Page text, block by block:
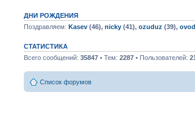
18 июл 2025, 09:33
Привет Леха! Да теперь наверное в
17 июл 2025, 22:40
ДНИ РОЖДЕНИЯ
Поздравляем: Kasev (46), nicky (41), ozuduz (39),
СТАТИСТИКА
Всего сообщений: 35847 • Тем: 2287 • Пользователей:
Список форумов